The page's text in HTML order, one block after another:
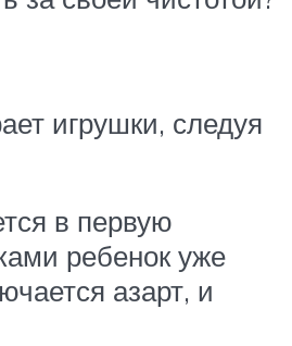
игрушки, следуя
в первую
ребенок уже
азарт, и